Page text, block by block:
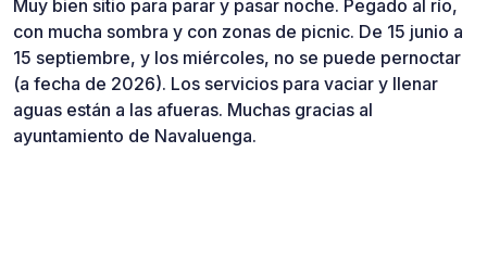
Muy bien sitio para parar y pasar noche. Pegado al río,
con mucha sombra y con zonas de picnic. De 15 junio a
15 septiembre, y los miércoles, no se puede pernoctar
(a fecha de 2026). Los servicios para vaciar y llenar
aguas están a las afueras. Muchas gracias al
ayuntamiento de Navaluenga.